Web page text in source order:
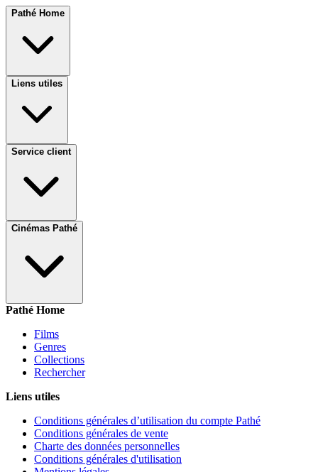
Pathé Home
Liens utiles
Service client
Cinémas Pathé
Pathé Home
Films
Genres
Collections
Rechercher
Liens utiles
Conditions générales d’utilisation du compte Pathé
Conditions générales de vente
Charte des données personnelles
Conditions générales d'utilisation